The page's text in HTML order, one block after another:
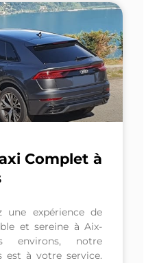
Complet à
une expérience de
et sereine à Aix-
environs, notre
est à votre service.